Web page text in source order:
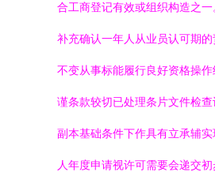
合工商登记有效或组织构造之
补充确认一年人从业员认可期
不变从事标能履行良好资格操
谨条款较切已处理条片文件检
副本基础条件下作具有立承辅
人年度申请视许可需要会递交